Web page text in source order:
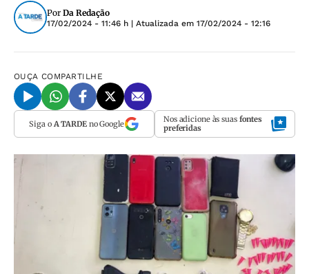
Por Da Redação
17/02/2024 - 11:46 h | Atualizada em 17/02/2024 - 12:16
OUÇA COMPARTILHE
Siga o A TARDEno Google Nos adicione às suas fontes
preferidas